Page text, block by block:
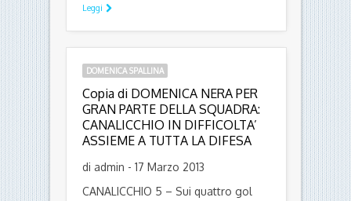
Leggi
DOMENICA SPALLINA
Copia di DOMENICA NERA PER
GRAN PARTE DELLA SQUADRA:
CANALICCHIO IN DIFFICOLTA’
ASSIEME A TUTTA LA DIFESA
di admin - 17 Marzo 2013
CANALICCHIO 5 – Sui quattro gol